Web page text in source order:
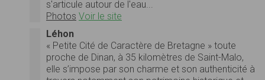
s'articule autour de l'eau...
Photos Voir le site
Léhon
« Petite Cité de Caractère de Bretagne » toute
proche de Dinan, à 35 kilomètres de Saint-Malo,
elle s’impose par son charme et son authenticité à